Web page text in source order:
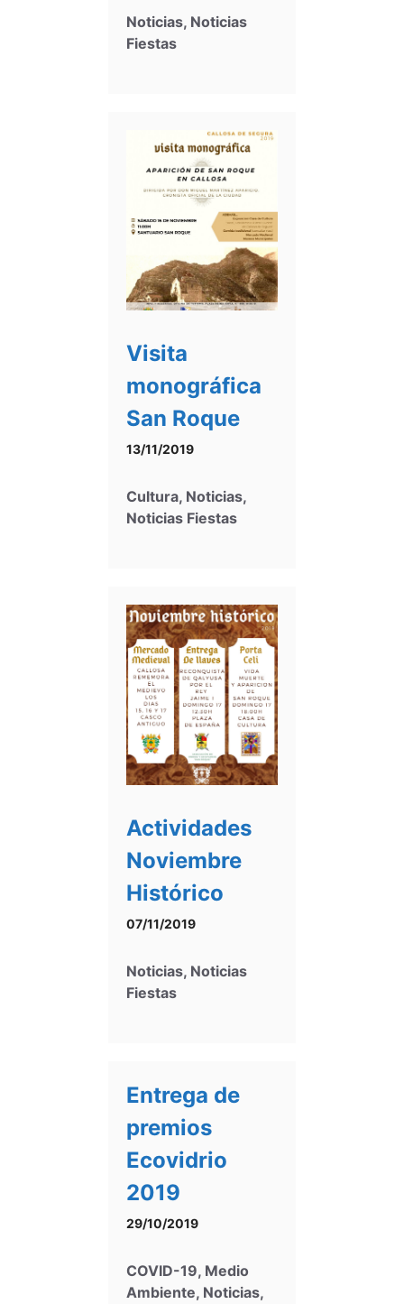
Noticias, Noticias
Fiestas
Visita
monográfica
San Roque
13/11/2019
Cultura, Noticias,
Noticias Fiestas
Actividades
Noviembre
Histórico
07/11/2019
Noticias, Noticias
Fiestas
Entrega de
premios
Ecovidrio
2019
29/10/2019
COVID-19, Medio
Ambiente, Noticias,